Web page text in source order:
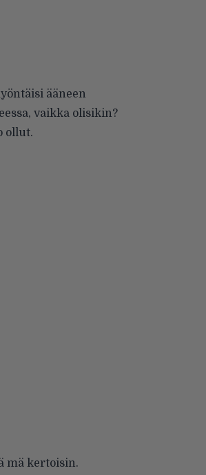
ääneen
vaikka olisikin?
ollut.
mä kertoisin.